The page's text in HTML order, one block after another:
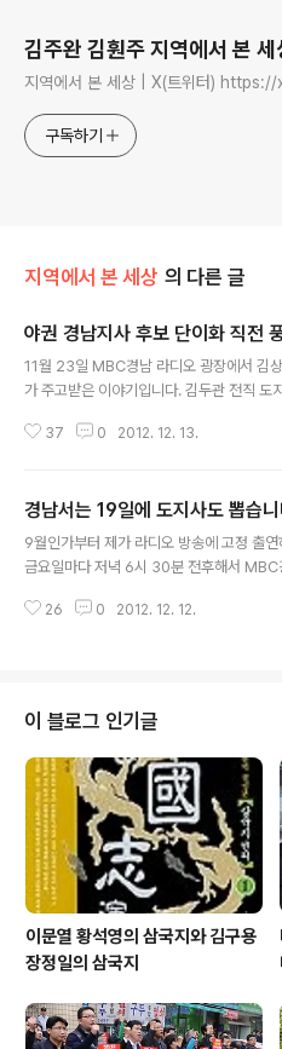
김주완 김훤주 지역에서 본 세
지역에서 본 세상 | X(트위터)
구독하기
지역에서 본 세상 의 다른 글
야권 경남지사 후보 단이화 직전
11월 23일 MBC경남 라디오 광장에서 김상
가 주고받은 이야기입니다. 김두관 전직 도
둘러싸고 벌어진 첫 줄거리들입니다. 이런
데요, 그럼에도 후보 단일화 불씨가 여태 꺼
니다. 지금 상황을 보면 단일화 방식을 둘러
는데 어쨌든 투표일 전에 한 쪽이 사퇴하지
------ 부분 단일화가 아닌 그냥 단이(2)화
37 0 2012. 12. 13.
경남서는 19일에 도지사도 뽑습
9월인가부터 제가 라디오 방송에 고정 출
금요일마다 저녁 6시 30분 전후해서 MBC
체로 해당 한 주에 쟁점이 되거나 관심을 끌
고 싶지는 않아서요. MBC경남의 김상헌 기
고받는 식으로 진행되는데요, 먼저 지난 7일
원고를 여기 올려봅니다. 대선에 가렸어도
경남 도지사 보선 김상헌 : 안녕하세요? 반
제18대 대통령을 뽑는 투표와 함께 치러지
도지사 보궐선거에 대해 한 ..
26 0 2012. 12. 12.
이 블로그 인기글
이문열 황석영의 삼국지와 김구용
장정일의 삼국지